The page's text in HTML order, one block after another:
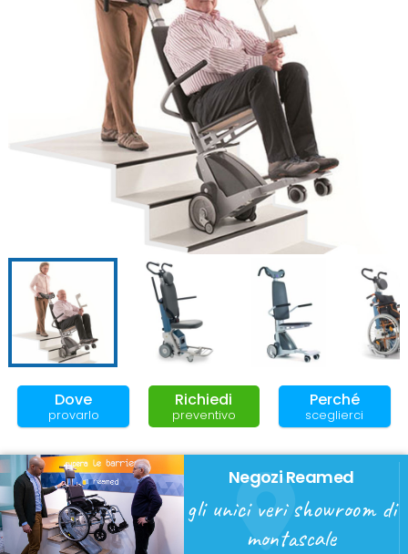
Dove
provarlo
Richiedi
preventivo
Perché
sceglierci
Negozi Reamed
gli unici veri showroom di
montascale